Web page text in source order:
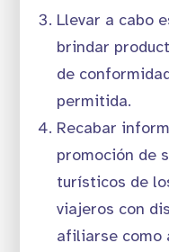
Llevar a cabo
brindar
de
permitida.
Recabar
promoción de
turísticos de
viajeros con
afiliarse como